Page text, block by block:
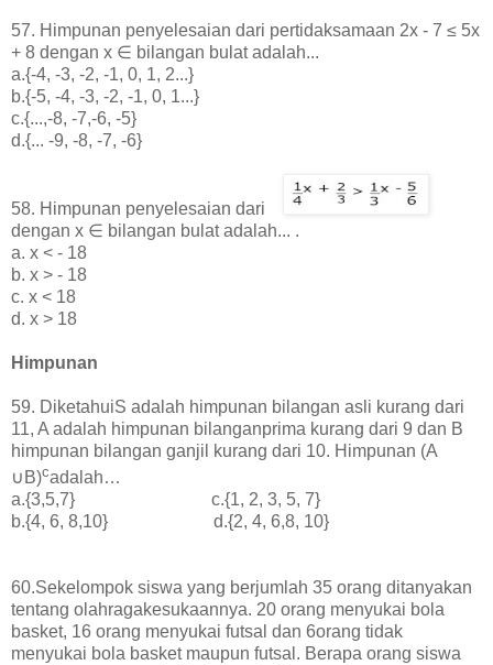
57. Himpunan penyelesaian dari pertidaksamaan 2x - 7 ≤ 5x
+ 8 dengan x ∈ bilangan bulat adalah...
a.{-4, -3, -2, -1, 0, 1, 2...}
b.{-5, -4, -3, -2, -1, 0, 1...}
c.{...,-8, -7,-6, -5}
d.{... -9, -8, -7, -6}
58. Himpunan penyelesaian dari
dengan x ∈ bilangan bulat adalah... .
a. x < - 18
b. x > - 18
c. x < 18
d. x > 18
Himpunan
59. DiketahuiS adalah himpunan bilangan asli kurang dari
11, A adalah himpunan bilanganprima kurang dari 9 dan B
himpunan bilangan ganjil kurang dari 10. Himpunan (A
∪B)cadalah…
a.{3,5,7} c.{1, 2, 3, 5, 7}
b.{4, 6, 8,10} d.{2, 4, 6,8, 10}
60.Sekelompok siswa yang berjumlah 35 orang ditanyakan
tentang olahragakesukaannya. 20 orang menyukai bola
basket, 16 orang menyukai futsal dan 6orang tidak
menyukai bola basket maupun futsal. Berapa orang siswa